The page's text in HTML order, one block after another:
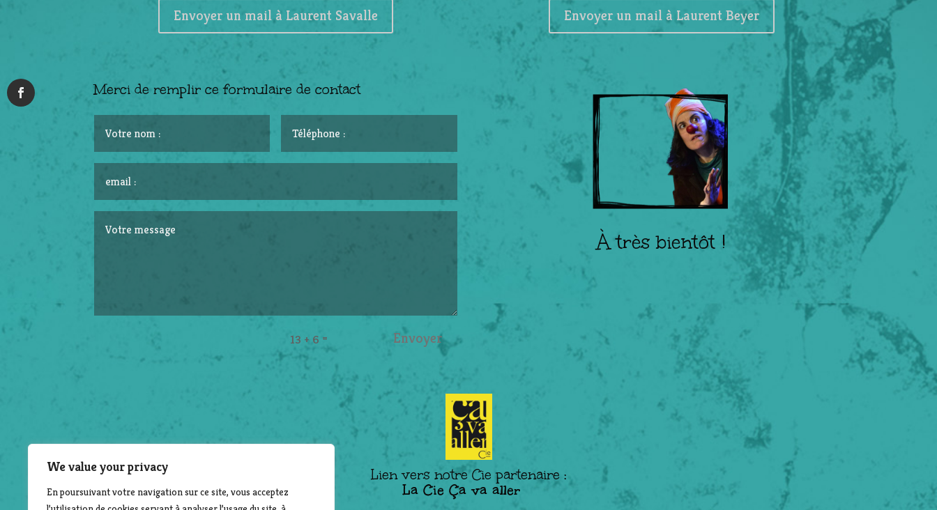
We value your privacy
En poursuivant votre navigation sur ce site, vous acceptez
Envoyer un mail à Laurent Savalle Envoyer un mail à Laurent Beyer
Merci de remplir ce formulaire de contact
13 + 6 = Envoyer
À très bientôt !
Lien vers notre Cie partenaire :
La Cie Ça va aller